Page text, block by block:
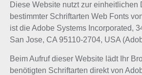
Diese Website nutzt zur einheitlichen
bestimmter Schriftarten Web Fonts
ist die Adobe Systems Incorporated,
San Jose, CA 95110-2704, USA
Beim Aufruf dieser Website lädt Ihr
benötigten Schriftarten direkt von